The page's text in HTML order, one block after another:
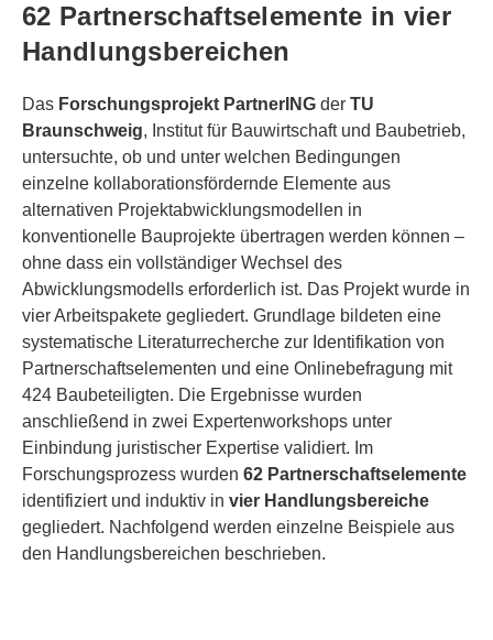
62 Partnerschaftselemente in vier
Handlungsbereichen
Das Forschungsprojekt PartnerING der TU
Braunschweig, Institut für Bauwirtschaft und Baubetrieb,
untersuchte, ob und unter welchen Bedingungen
einzelne kollaborationsfördernde Elemente aus
alternativen Projektabwicklungsmodellen in
konventionelle Bauprojekte übertragen werden können –
ohne dass ein vollständiger Wechsel des
Abwicklungsmodells erforderlich ist. Das Projekt wurde in
vier Arbeitspakete gegliedert. Grundlage bildeten eine
systematische Literaturrecherche zur Identifikation von
Partnerschaftselementen und eine Onlinebefragung mit
424 Baubeteiligten. Die Ergebnisse wurden
anschließend in zwei Expertenworkshops unter
Einbindung juristischer Expertise validiert. Im
Forschungsprozess wurden 62 Partnerschaftselemente
identifiziert und induktiv in vier Handlungsbereiche
gegliedert. Nachfolgend werden einzelne Beispiele aus
den Handlungsbereichen beschrieben.